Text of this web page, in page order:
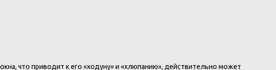
что приводит к его «ходуну» и «хлюпанию», действительно может